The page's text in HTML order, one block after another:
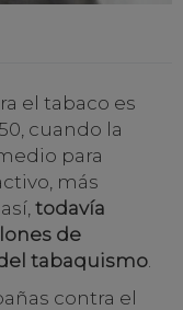
el tabaco es
cuando la
para
más
todavía
de
tabaquismo
contra el